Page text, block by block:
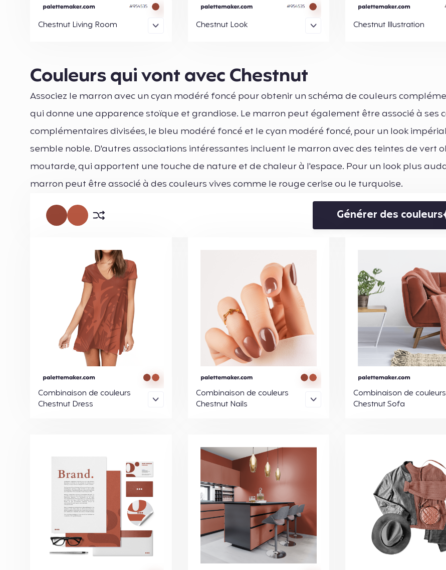
Chestnut Living Room Chestnut Look Chestnut Illustration
Couleurs qui vont avec Chestnut
Associez le marron avec un cyan modéré foncé pour obtenir un schéma de couleurs
qui donne une apparence stoïque et grandiose. Le marron peut également être associé à ses
complémentaires divisées, le bleu modéré foncé et le cyan modéré foncé, pour un look
semble noble. D'autres associations intéressantes incluent le marron avec des teintes de vert
moutarde, qui apportent une touche de nature et de chaleur à l'espace. Pour un look plus
marron peut être associé à des couleurs vives comme le rouge cerise ou le turquoise.
Générer des couleurs
Combinaison de couleurs
Chestnut Dress
Combinaison de couleurs
Chestnut Nails
Combinaison de couleurs
Chestnut Sofa